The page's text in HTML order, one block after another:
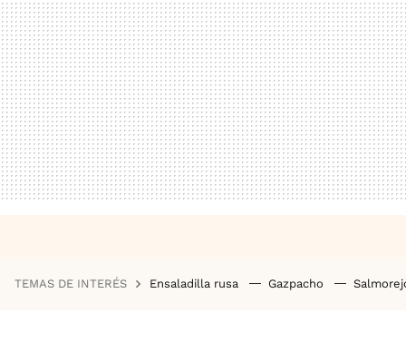
TEMAS DE INTERÉS Ensaladilla rusa Gazpacho